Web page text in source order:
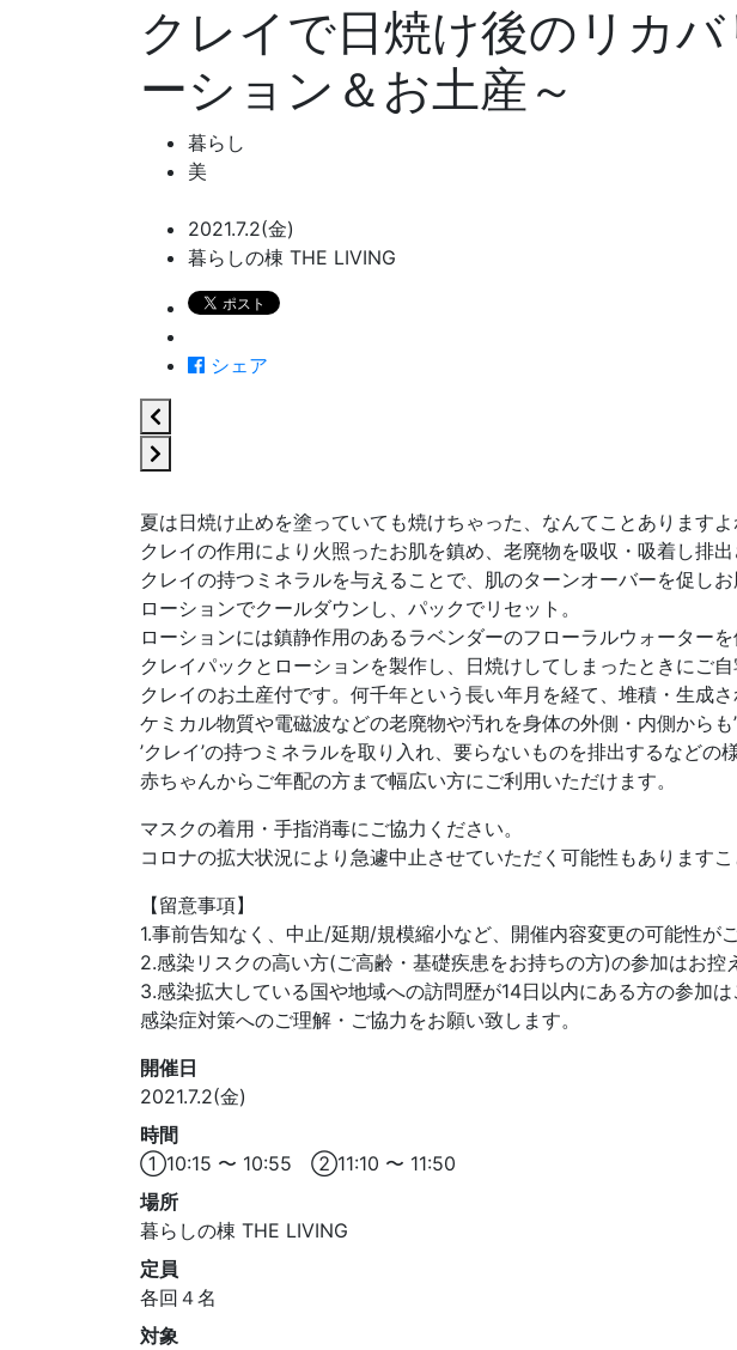
クレイで日焼け後のリカ
ーション＆お土産～
暮らし
美
2021.7.2(金)
暮らしの棟 THE LIVING
シェア
夏は日焼け止めを塗っていても焼けちゃった、なんてことありますよ
クレイの作用により火照ったお肌を鎮め、老廃物を吸収・吸着し排出
クレイの持つミネラルを与えることで、肌のターンオーバーを促しお
ローションでクールダウンし、パックでリセット。
ローションには鎮静作用のあるラベンダーのフローラルウォーターを
クレイパックとローションを製作し、日焼けしてしまったときにご自
クレイのお土産付です。何千年という長い年月を経て、堆積・生成さ
ケミカル物質や電磁波などの老廃物や汚れを身体の外側・内側からも
’クレイ’の持つミネラルを取り入れ、要らないものを排出するなどの
赤ちゃんからご年配の方まで幅広い方にご利用いただけます。
マスクの着用・手指消毒にご協力ください。
コロナの拡大状況により急遽中止させていただく可能性もありますこ
【留意事項】
1.事前告知なく、中止/延期/規模縮小など、開催内容変更の可能性がご
2.感染リスクの高い方(ご高齢・基礎疾患をお持ちの方)の参加はお控
3.感染拡大している国や地域への訪問歴が14日以内にある方の参加は
感染症対策へのご理解・ご協力をお願い致します。
開催日
2021.7.2(金)
時間
①10:15 〜 10:55 ②11:10 〜 11:50
場所
暮らしの棟 THE LIVING
定員
各回４名
対象